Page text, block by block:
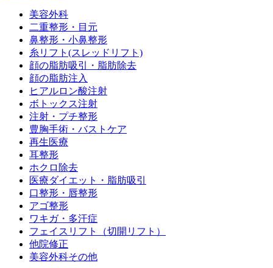
美容外科
二重整形・目元
鼻整形・小鼻整形
糸リフト(スレッドリフト)
顔の脂肪吸引・脂肪除去
顔の脂肪注入
ヒアルロン酸注射
ボトックス注射
注射・プチ整形
豊胸手術・バストケア
再生医療
耳整形
ホクロ除去
医療ダイエット・脂肪吸引
口整形・唇整形
アゴ整形
ワキガ・多汗症
フェイスリフト（切開リフト）
他院修正
美容外科その他